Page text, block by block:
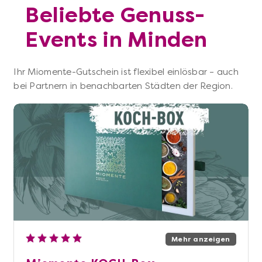
Beliebte Genuss-
Events in Minden
Ihr Miomente-Gutschein ist flexibel einlösbar – auch
bei Partnern in benachbarten Städten der Region.
Mehr anzeigen